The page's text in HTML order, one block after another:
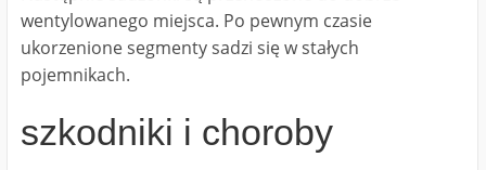
wentylowanego miejsca. Po pewnym czasie
ukorzenione segmenty sadzi się w stałych
pojemnikach.
szkodniki i choroby